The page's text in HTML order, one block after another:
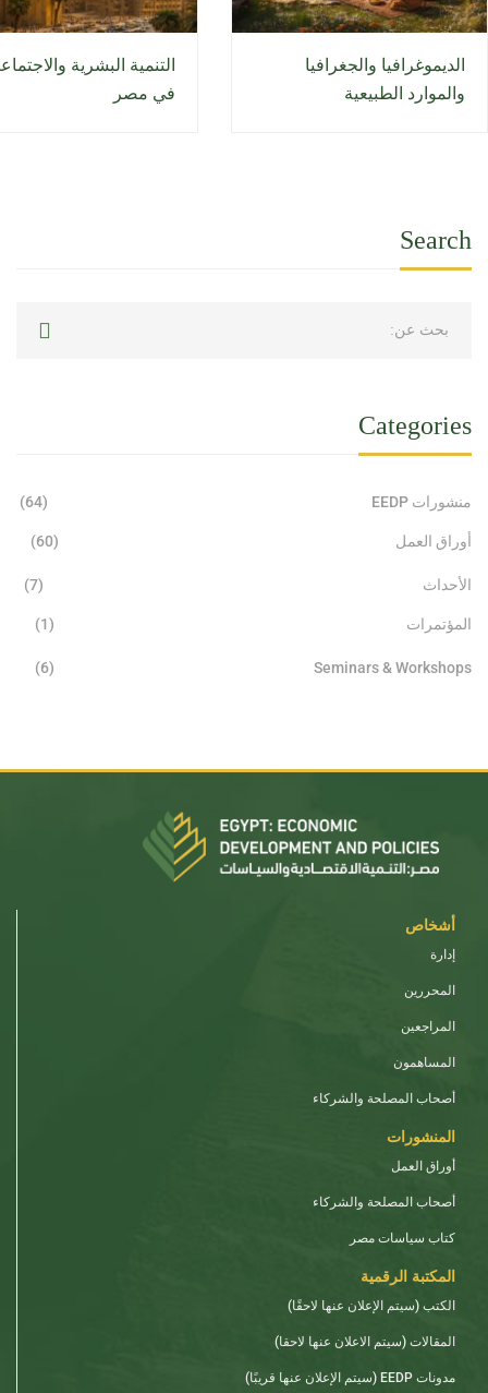
الديموغرافيا والجغرافيا
والموارد الطبيعية
التنمية البشرية
في مصر
Search
Categories
منشورات EEDP (64)
أوراق العمل (60)
الأحداث (7)
المؤتمرات (1)
Seminars & Workshops
(6)
أشخاص
إدارة
المحررين
المراجعين
المساهمون
أصحاب المصلحة والشركاء
المنشورات
أوراق العمل
أصحاب المصلحة والشركاء
كتاب سياسات مصر
المكتبة الرقمية
الكتب (سيتم الإعلان عنها لاحقًا)
المقالات (سيتم الاعلان عنها لاحقا)
مدونات EEDP (سيتم الإعلان عنها قريبًا)